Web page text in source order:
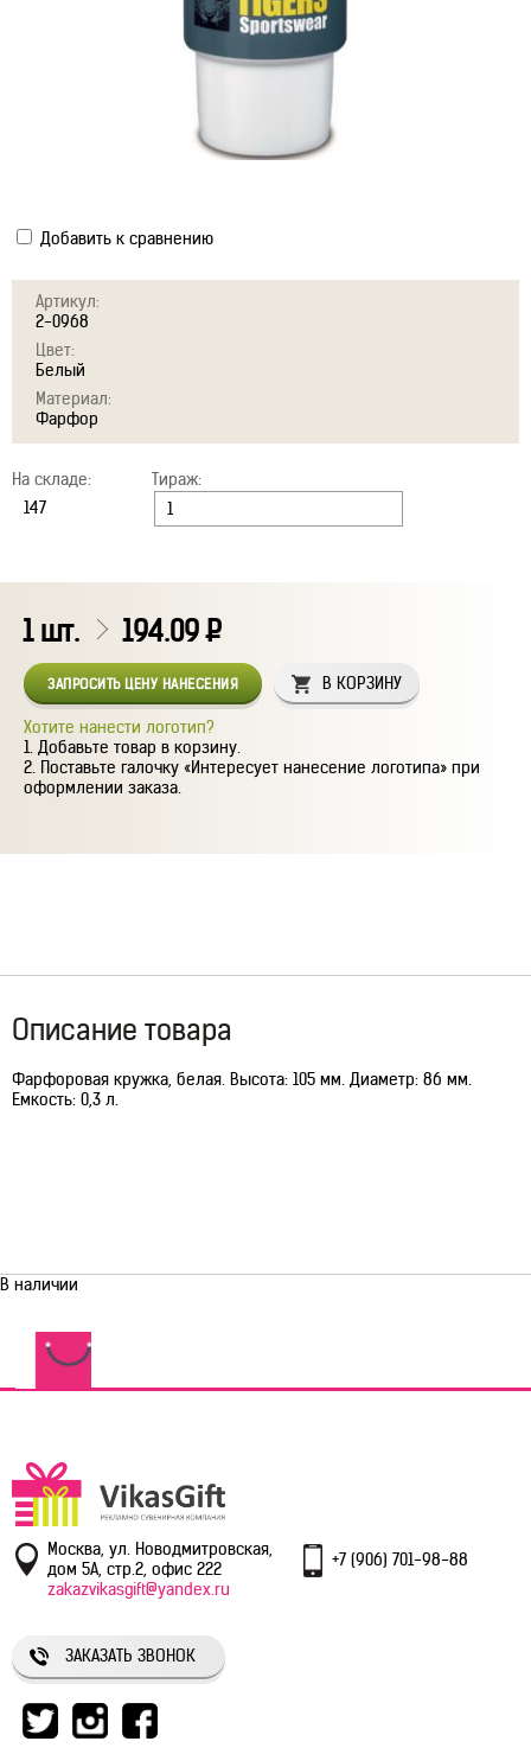
Добавить к сравнению
Артикул:
2-0968
Цвет:
Белый
Материал:
Фарфор
На складе: Тираж:
1шт. 194.09Р
ЗАПРОСИТЬ ЦЕНУ НАНЕСЕНИЯ В КОРЗИНУ
Хотите нанести логотип?
Добавьте товар в корзину.
Поставьте галочку «Интересует нанесение логотипа» при
оформлении заказа.
Описание товара
Фарфоровая кружка, белая. Высота: 105 мм. Диаметр: 86 мм.
Емкость: 0,3 л.
В наличии
Москва, ул. Новодмитровская,
дом 5А, стр.2, офис 222
+7 (906) 701-98-88
zakazvikasgift@yandex.ru
ЗАКАЗАТЬ ЗВОНОК